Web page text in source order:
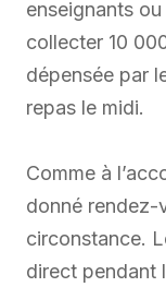
enseignants
collecter 10
dépensée par
repas le midi.
Comme à
donné rendez-
circonstance.
direct pendant